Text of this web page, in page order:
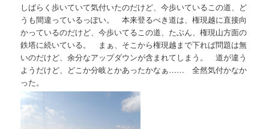
しばらく歩いていて気付いたのだけど、今歩いているこの道、ど
うも間違っているっぽい。 本来登るべき道は、権現越に直接向
かっているのだけど、今歩いてるこの道、たぶん、権現山方面の
鉄塔に続いている。 まぁ、そこから権現越まで下れば問題は無
いのだけど、余分なアップダウンが含まれてしまう。 道が違う
ようだけど、どこか分岐とかあったかなぁ…… 全然気付かなか
った。